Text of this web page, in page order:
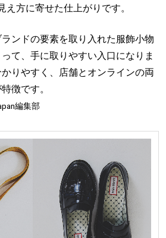
方に寄せた仕上がりです。
ンドの要素を取り入れた服飾小物
て、手に取りやすい入口になりま
りやすく、店舗とオンラインの両
徴です。
編集部